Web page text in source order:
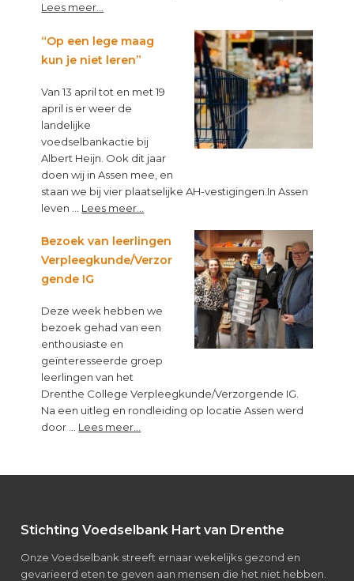
Lees meer...
van
Topbloemen!
“Op een lege maag
kun je niet leren”
Van 13 april tot en met 19
april is er weer de
landelijke
voedselbankactie bij
Albert Heijn. Ook dit jaar
doen wij in Assen mee, en
staan we bij vier plaatselijke AH-vestigingen.In Assen
leven … Lees meer...
een
lege
je
niet
Bezoek van leerlingen
Verpleegkunde/Verzor
gende IG
Deze week hebben we
bezoek gehad van een
enthousiaste en
geïnteresseerde groep
leerlingen van het
Drenthe College Verpleegkunde/Verzorgende IG.
Na een uitleg en rondleiding op locatie Assen werd
door … Lees meer...
leerlingen
Footer
Stichting Voedselbank Hart van Drenthe
Onze Voedselbank streeft ernaar wekelijks gezond en
gevarieerd eten te geven aan mensen die het niet hebben.